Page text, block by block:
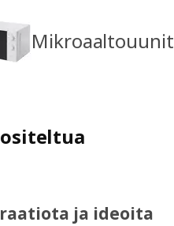
Mikroaaltouunit
ja ideoita